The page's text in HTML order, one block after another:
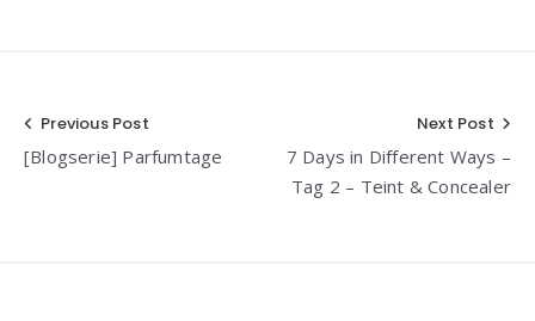
Beitragsnavigation
Previous Post
[Blogserie] Parfumtage
Next Post
7 Days in Different Ways –
Tag 2 – Teint & Concealer